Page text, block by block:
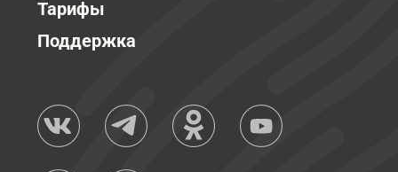
Тарифы
Поддержка